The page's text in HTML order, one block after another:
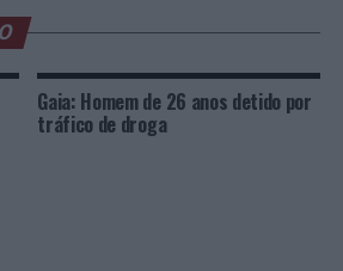
Gaia: Homem de 26 anos detido por
tráfico de droga